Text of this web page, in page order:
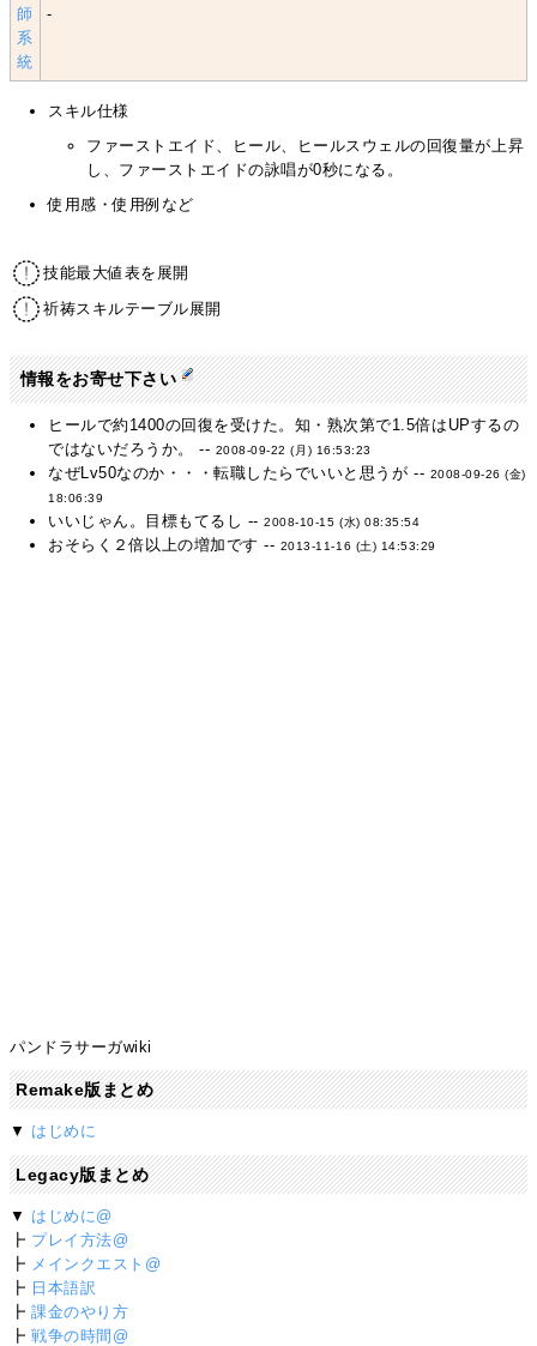
師
系
統
-
スキル仕様
ファーストエイド、ヒール、ヒールスウェルの回復量が上昇
し、ファーストエイドの詠唱が0秒になる。
使用感・使用例など
技能最大値表を展開
祈祷スキルテーブル展開
情報をお寄せ下さい
ヒールで約1400の回復を受けた。知・熟次第で1.5倍はUPするの
ではないだろうか。 -- 2008-09-22 (月) 16:53:23
なぜLv50なのか・・・転職したらでいいと思うが -- 2008-09-26 (金)
18:06:39
いいじゃん。目標もてるし --2008-10-15 (水) 08:35:54
おそらく２倍以上の増加です -- 2013-11-16 (土) 14:53:29
パンドラサーガwiki
Remake版まとめ
▼ はじめに
Legacy版まとめ
▼ はじめに@
┣ プレイ方法@
┣ メインクエスト@
┣ 日本語訳
┣課金のやり方
┣戦争の時間@